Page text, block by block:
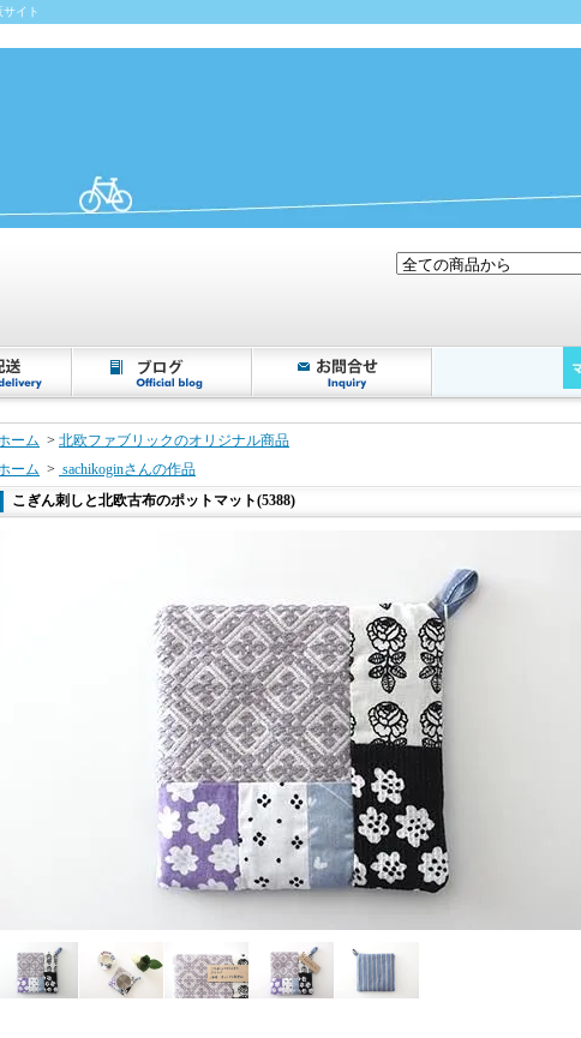
イト
ーム > 北欧ファブリックのオリジナル商品
ーム > sachikoginさんの作品
こぎん刺しと北欧古布のポットマット(5388)